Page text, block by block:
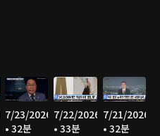
7/23/2026
• 32분
7/22/2026
• 33분
7/21/2026
• 32분